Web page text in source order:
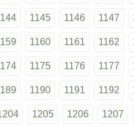
1145 1146 1147
1160 1161 1162
1175 1176 1177
1190 1191 1192
1205 1206 1207